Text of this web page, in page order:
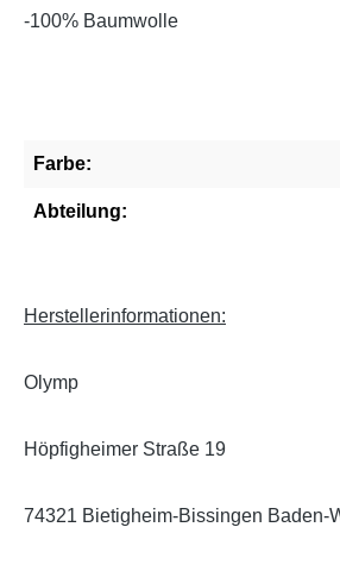
-100% Baumwolle
Farbe:
Abteilung:
Herstellerinformationen:
Olymp
Höpfigheimer Straße 19
74321 Bietigheim-Bissingen Baden-